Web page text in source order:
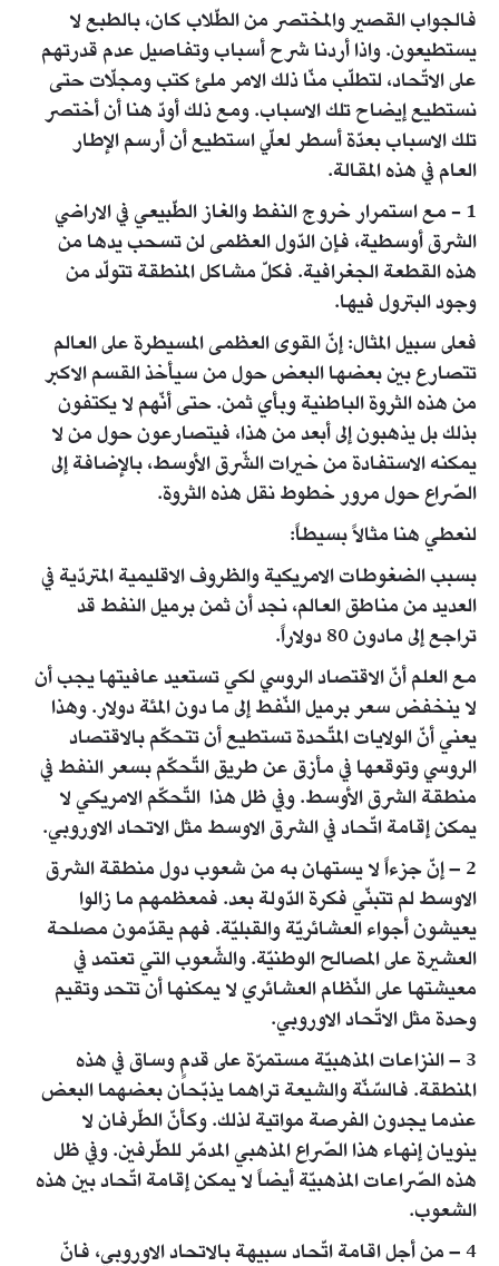
فالجواب القصير والمختصر من الطّلاب كان، بالطبع لا
يستطيعون. واذا أردنا شرح أسباب وتفاصيل عدم قدرتهم
على الاتّحاد، لتطلّب منّا ذلك الامر ملئ كتب ومجلّات حتى
نستطيع إيضاح تلك الاسباب. ومع ذلك أودّ هنا أن أختصر
تلك الاسباب بعدّة أسطر لعلّي استطيع أن أرسم الإطار
العام في هذه المقالة.
1 - مع استمرار خروج النفط والغاز الطّبيعي في الاراضي
الشرق أوسطية، فإن الدّول العظمى لن تسحب يدها من
هذه القطعة الجغرافية. فكلّ مشاكل المنطقة تتولّد من
وجود البترول فيها.
فعلى سبيل المثال: إنّ القوى العظمى المسيطرة على العالم
تتصارع بين بعضها البعض حول من سيأخذ القسم الاكبر
من هذه الثروة الباطنية وبأي ثمن. حتى أنّهم لا يكتفون
بذلك بل يذهبون إلى أبعد من هذا، فيتصارعون حول من لا
يمكنه الاستفادة من خيرات الشّرق الأوسط، بالإضافة إلى
الصّراع حول مرور خطوط نقل هذه الثروة.
لنعطي هنا مثالاً بسيطاً:
بسبب الضغوطات الامريكية والظروف الاقليمية المتردّية في
العديد من مناطق العالم، نجد أن ثمن برميل النفط قد
تراجع إلى مادون 80 دولاراً.
مع العلم أنّ الاقتصاد الروسي لكي تستعيد عافيتها يجب أن
لا ينخفض سعر برميل النّفط إلى ما دون المئة دولار. وهذا
يعني أنّ الولايات المتّحدة تستطيع أن تتحكّم بالاقتصاد
الروسي وتوقعها في مأزق عن طريق التّحكّم بسعر النفط في
منطقة الشرق الأوسط. وفي ظل هذا التّحكّم الامريكي لا
يمكن إقامة اتّحاد في الشرق الاوسط مثل الاتحاد الاوروبي.
2 – إنّ جزءاً لا يستهان به من شعوب دول منطقة الشرق
الاوسط لم تتبنّي فكرة الدّولة بعد. فمعظمهم ما زالوا
يعيشون أجواء العشائريّة والقبليّة. فهم يقدّمون مصلحة
العشيرة على المصالح الوطنيّة. والشّعوب التي تعتمد في
معيشتها على النّظام العشائري لا يمكنها أن تتحد وتقيم
وحدة مثل الاتّحاد الاوروبي.
3 – النزاعات المذهبيّة مستمرّة على قدمٍ وساق في هذه
المنطقة. فالسّنّة والشيعة تراهما يذبّحان بعضهما البعض
عندما يجدون الفرصة مواتية لذلك. وكأنّ الطّرفان لا
ينويان إنهاء هذا الصّراع المذهبي المدمّر للطّرفين. وفي ظل
هذه الصّراعات المذهبيّة أيضاً لا يمكن إقامة اتّحاد بين هذه
الشعوب.
4 – من أجل اقامة اتّحاد سبيهة بالاتحاد الاوروبي، فانّ